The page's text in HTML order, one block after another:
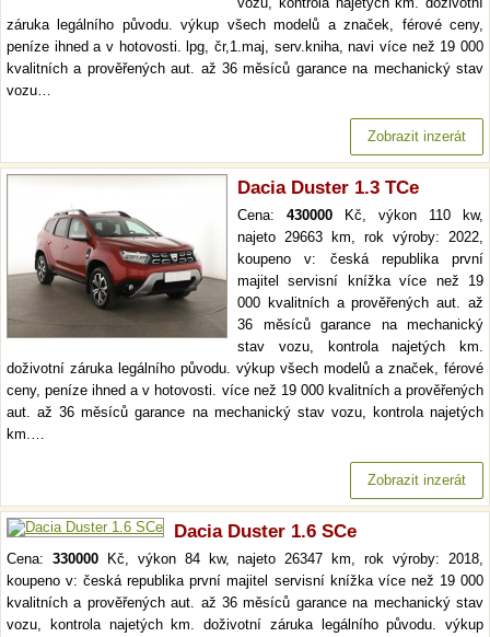
záruka legálního původu. výkup všech modelů a značek, férové ceny,
peníze ihned a v hotovosti. lpg, čr,1.maj, serv.kniha, navi více než 19 000
kvalitních a prověřených aut. až 36 měsíců garance na mechanický stav
vozu…
Zobrazit inzerát
Dacia Duster 1.3 TCe
Cena: 430000 Kč, výkon 110 kw,
najeto 29663 km, rok výroby: 2022,
koupeno v: česká republika první
majitel servisní knížka více než 19
000 kvalitních a prověřených aut. až
36 měsíců garance na mechanický
stav vozu, kontrola najetých km.
doživotní záruka legálního původu. výkup všech modelů a značek, férové
ceny, peníze ihned a v hotovosti. více než 19 000 kvalitních a prověřených
aut. až 36 měsíců garance na mechanický stav vozu, kontrola najetých
km.…
Zobrazit inzerát
Dacia Duster 1.6 SCe
Cena: 330000Kč, výkon 84 kw, najeto 26347 km, rok výroby: 2018,
koupeno v: česká republika první majitel servisní knížka více než 19 000
kvalitních a prověřených aut. až 36 měsíců garance na mechanický stav
vozu, kontrola najetých km. doživotní záruka legálního původu. výkup